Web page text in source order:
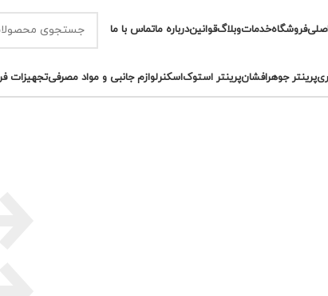
فروشگاهخدماتوبلاگقوانیندرباره ماتماس با ما
پرینتر جوهرافشانپرینتر استوکاسکنرلوازم جانبی و مواد مصرفیتجهیزات